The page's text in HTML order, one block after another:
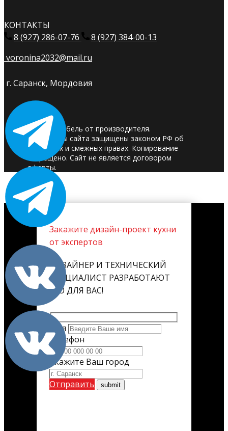
КОНТАКТЫ
8 (927) 286-07-76
8 (927) 384-00-13
voronina2032@mail.ru
г. Саранск, Мордовия
© 2025. Мебель от производителя.
Материалы сайта защищены законом РФ об
авторских и смежных правах. Копирование
запрещено. Сайт не является договором
оферты.
Закажите дизайн-проект кухни
от экспертов
ДИЗАЙНЕР И ТЕХНИЧЕСКИЙ
СПЕЦИАЛИСТ РАЗРАБОТАЮТ
ЕГО ДЛЯ ВАС!
Имя
Телефон
Укажите Ваш город
Отправить